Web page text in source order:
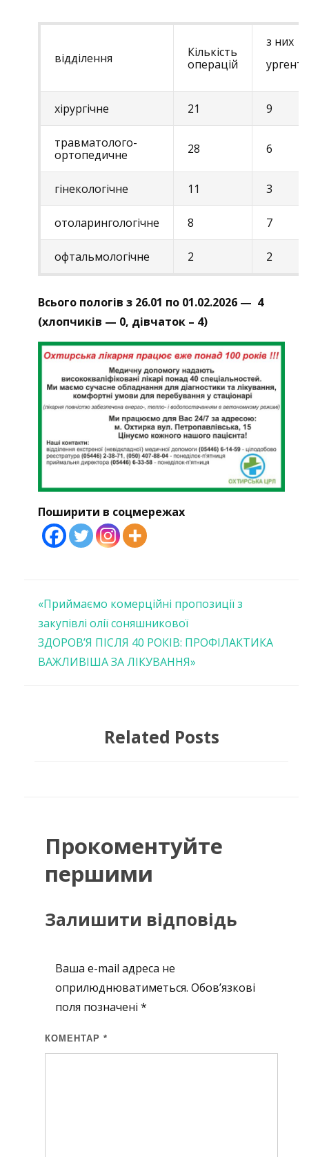
відділення
Кількість
операцій
з них
хірургічне 21 9
травматолого-
ортопедичне
28 6
гінекологічне 11 3
отоларингологічне 8 7
офтальмологічне 2 2
Всього пологів з 26.01 по 01.02.2026 — 4
(хлопчиків — 0, дівчаток – 4)
Поширити в соцмережах
Навігація
записів
«Приймаємо комерційні пропозиції з
закупівлі олії соняшникової
ЗДОРОВ’Я ПІСЛЯ 40 РОКІВ: ПРОФІЛАКТИКА
ВАЖЛИВІША ЗА ЛІКУВАННЯ»
Related Posts
Прокоментуйте
першими
Залишити відповідь
Ваша e-mail адреса не
оприлюднюватиметься. Обов’язкові
поля позначені *
КОМЕНТАР *